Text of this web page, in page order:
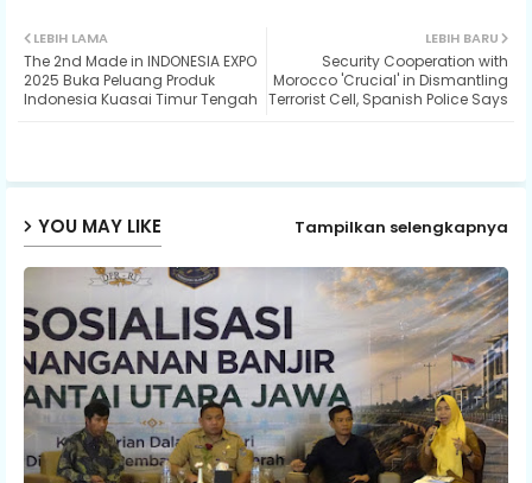
ter ats
LEBIH BARU
Security Cooperation with
Morocco 'Crucial' in Dismantling
Terrorist Cell, Spanish Police Says
LEBIH LAMA
The 2nd Made in INDONESIA EXPO
2025 Buka Peluang Produk
Indonesia Kuasai Timur Tengah
YOU MAY LIKE Tampilkan selengkapnya